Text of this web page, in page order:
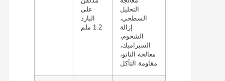
على
البارد
1.2 ملم
التخليل
السطحي،
إزالة
الشحوم،
السيراميك،
معالجة النانو،
مقاومة التآكل